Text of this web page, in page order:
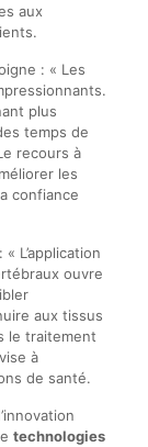
aux
: « Les
plus
temps de
recours à
les
confiance
L’application
ouvre
aux tissus
le traitement
à
de santé.
technologies